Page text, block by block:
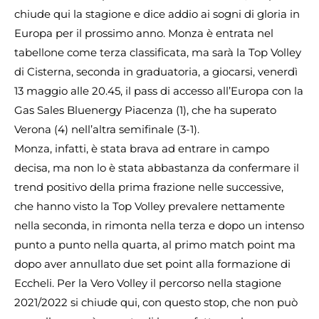
chiude qui la stagione e dice addio ai sogni di gloria in
Europa per il prossimo anno. Monza è entrata nel
tabellone come terza classificata, ma sarà la Top Volley
di Cisterna, seconda in graduatoria, a giocarsi, venerdì
13 maggio alle 20.45, il pass di accesso all’Europa con la
Gas Sales Bluenergy Piacenza (1), che ha superato
Verona (4) nell’altra semifinale (3-1).
Monza, infatti, è stata brava ad entrare in campo
decisa, ma non lo è stata abbastanza da confermare il
trend positivo della prima frazione nelle successive,
che hanno visto la Top Volley prevalere nettamente
nella seconda, in rimonta nella terza e dopo un intenso
punto a punto nella quarta, al primo match point ma
dopo aver annullato due set point alla formazione di
Eccheli. Per la Vero Volley il percorso nella stagione
2021/2022 si chiude qui, con questo stop, che non può